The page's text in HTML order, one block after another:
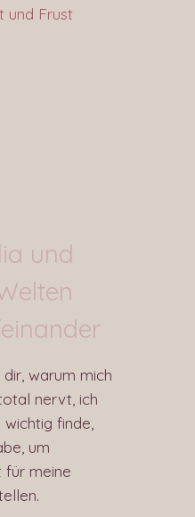
und
warum mich
nervt, ich
finde,
um
für meine